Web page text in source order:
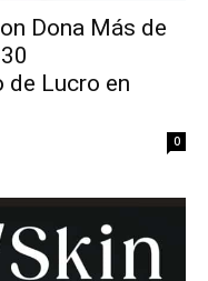
Dona Más de
de Lucro en
0